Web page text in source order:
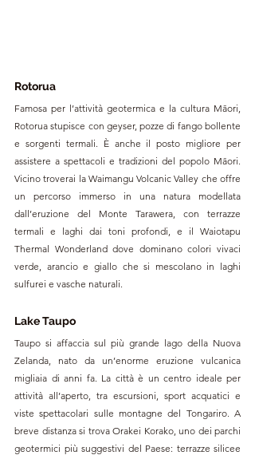
Rotorua
Famosa per l’attività geotermica e la cultura Māori,
Rotorua stupisce con geyser, pozze di fango bollente
e sorgenti termali. È anche il posto migliore per
assistere a spettacoli e tradizioni del popolo Māori.
Vicino troverai la Waimangu Volcanic Valley che offre
un percorso immerso in una natura modellata
dall’eruzione del Monte Tarawera, con terrazze
termali e laghi dai toni profondi, e il Waiotapu
Thermal Wonderland dove dominano colori vivaci
verde, arancio e giallo che si mescolano in laghi
sulfurei e vasche naturali.
Lake Taupo
Taupo si affaccia sul più grande lago della Nuova
Zelanda, nato da un’enorme eruzione vulcanica
migliaia di anni fa. La città è un centro ideale per
attività all’aperto, tra escursioni, sport acquatici e
viste spettacolari sulle montagne del Tongariro. A
breve distanza si trova Orakei Korako, uno dei parchi
geotermici più suggestivi del Paese: terrazze silicee